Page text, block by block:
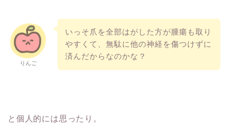
りんご
いっそ爪を全部はがした方が腫瘍も取り
やすくて、無駄に他の神経を傷つけずに
済んだからなのかな？
と個人的には思ったり。